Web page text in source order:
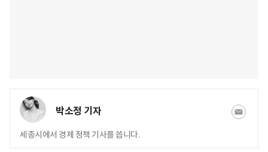
박소정 기자
세종시에서 경제 정책 기사를 씁니다.